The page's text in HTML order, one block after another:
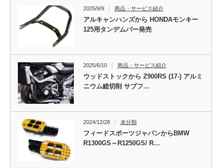
2025/9/9 商品・サービス紹介
アルキャンハンズから HONDAモンキー
125用タンデムバー発売
2025/6/10 商品・サービス紹介
ウッドストックから Z900RS (17-) アルミ
ニウム総切削 サブフ…
2024/12/28 未分類
フィードスポーツジャパンからBMW
R1300GS～R1250GS/ R…